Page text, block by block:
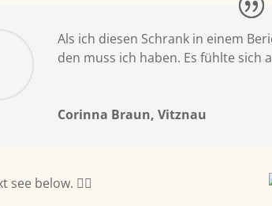
Als ich diesen Schrank in einem
den muss ich haben. Es fühlte sich
Corinna Braun, Vitznau
see below. 👇🏽